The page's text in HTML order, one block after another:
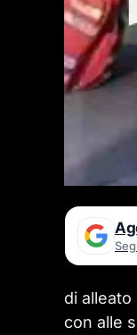
di
con alle